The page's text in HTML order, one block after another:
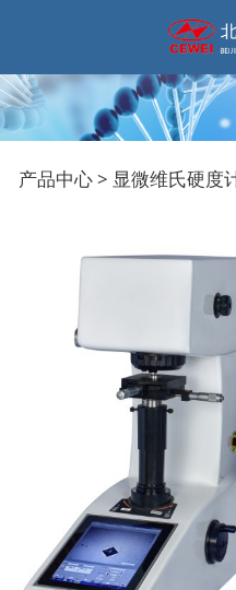
一体式显
产品中心> 显微维氏硬度